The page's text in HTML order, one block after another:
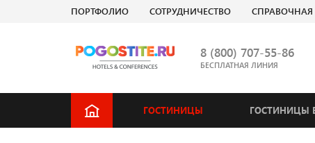
ПОРТФОЛИО СОТРУДНИЧЕСТВО СПРАВОЧНАЯ
8 (800) 707-55-86
БЕСПЛАТНАЯ ЛИНИЯ
ГОСТИНИЦЫ ГОСТИНИЦЫ